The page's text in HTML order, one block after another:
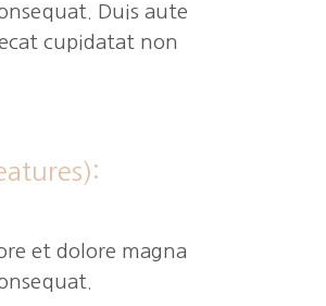
Duis aute
cupidatat non
et dolore magna